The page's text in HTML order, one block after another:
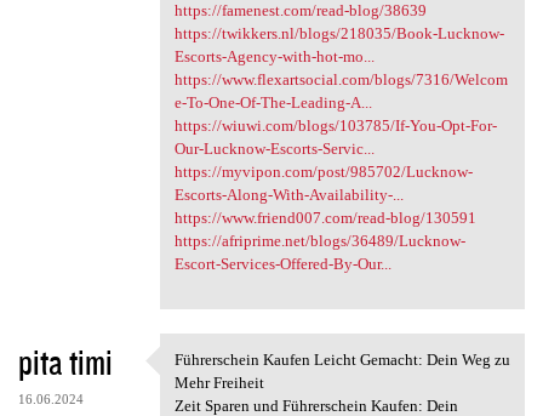
https://famenest.com/read-blog/38639
https://twikkers.nl/blogs/218035/Book-Lucknow-
Escorts-Agency-with-hot-mo...
https://www.flexartsocial.com/blogs/7316/Welcom
e-To-One-Of-The-Leading-A...
https://wiuwi.com/blogs/103785/If-You-Opt-For-
Our-Lucknow-Escorts-Servic...
https://myvipon.com/post/985702/Lucknow-
Escorts-Along-With-Availability-...
https://www.friend007.com/read-blog/130591
https://afriprime.net/blogs/36489/Lucknow-
Escort-Services-Offered-By-Our...
pita timi
16.06.2024
Führerschein Kaufen Leicht
Führerschein Kaufen Leicht Gemacht: Dein Weg zu
Mehr Freiheit
Zeit Sparen und Führerschein Kaufen: Dein